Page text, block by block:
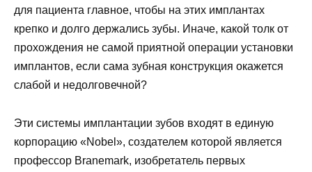
для пациента главное, чтобы на этих имплантах
крепко и долго держались зубы. Иначе, какой толк от
прохождения не самой приятной операции установки
имплантов, если сама зубная конструкция окажется
слабой и недолговечной?
Эти системы имплантации зубов входят в единую
корпорацию «Nobel», создателем которой является
профессор Branemark, изобретатель первых